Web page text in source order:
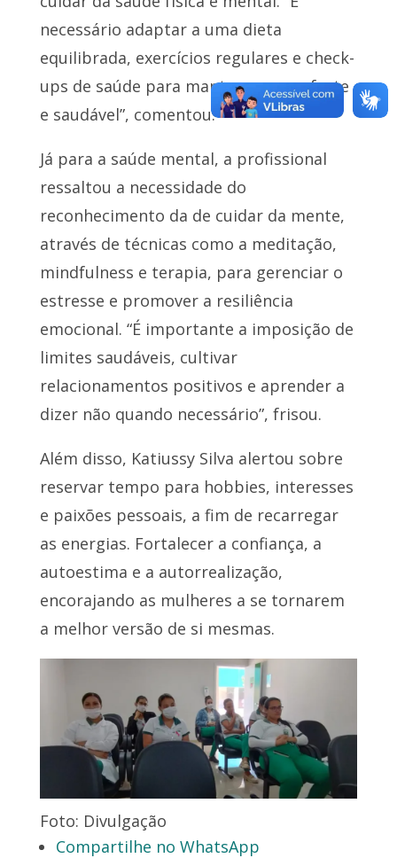
necessário adaptar a uma dieta
equilibrada, exercícios regulares e check-
ups de saúde para manter o corpo forte
e saudável”, comentou.
Já para a saúde mental, a profissional
ressaltou a necessidade do
reconhecimento da de cuidar da mente,
através de técnicas como a meditação,
mindfulness e terapia, para gerenciar o
estresse e promover a resiliência
emocional. “É importante a imposição de
limites saudáveis, cultivar
relacionamentos positivos e aprender a
dizer não quando necessário”, frisou.
Além disso, Katiussy Silva alertou sobre
reservar tempo para hobbies, interesses
e paixões pessoais, a fim de recarregar
as energias. Fortalecer a confiança, a
autoestima e a autorrealização,
encorajando as mulheres a se tornarem
a melhor versão de si mesmas.
Foto: Divulgação
Compartilhe no WhatsApp